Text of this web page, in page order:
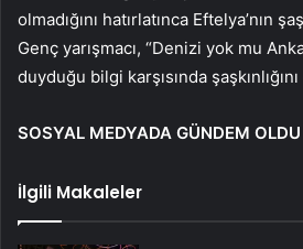
olmadığını hatırlatınca Eftelya’nın
Genç yarışmacı, “Denizi yok mu
duyduğu bilgi karşısında
SOSYAL MEDYADA GÜNDEM OLDU
İlgili Makaleler